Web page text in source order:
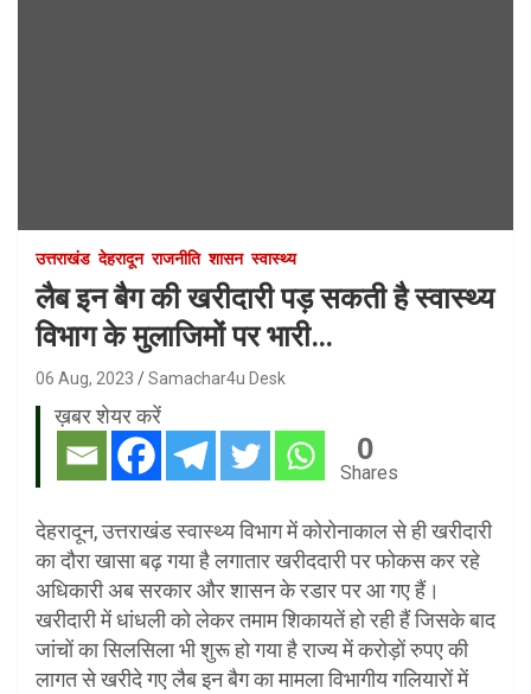
उत्तराखंड देहरादून राजनीति शासन स्वास्थ्य
लैब इन बैग की खरीदारी पड़ सकती है स्वास्थ्य
विभाग के मुलाजिमों पर भारी…
06 Aug, 2023 Samachar4u Desk
ख़बर शेयर करें
0
Shares
देहरादून, उत्तराखंड स्वास्थ्य विभाग में कोरोनाकाल से ही खरीदारी
का दौरा खासा बढ़ गया है लगातार खरीददारी पर फोकस कर रहे
अधिकारी अब सरकार और शासन के रडार पर आ गए हैं।
खरीदारी में धांधली को लेकर तमाम शिकायतें हो रही हैं जिसके बाद
जांचों का सिलसिला भी शुरू हो गया है राज्य में करोड़ों रुपए की
लागत से खरीदे गए लैब इन बैग का मामला विभागीय गलियारों में